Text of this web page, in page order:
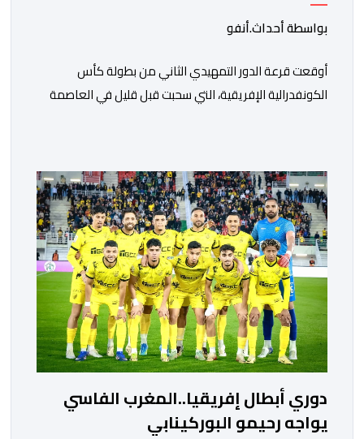
بواسطة أحداث.أنفو
أوقعت قرعة الدور التمهيدي الثاني من بطولة كأس
الكونفدرالية الإفريقية، التي سحبت قبل قليل في العاصمة
ووسط القارة. ​وسيكون نادي الرجاء الرياضي على موعد مع
مواجهة المتأهل من المباراة التي تجمع بين إيل كانيمي
واريورز النيجيري ونادي أوديب ممثل […]
دوري أبطال إفريقيا..المغرب الفاسي
يواجه رحيمو البوركينابي